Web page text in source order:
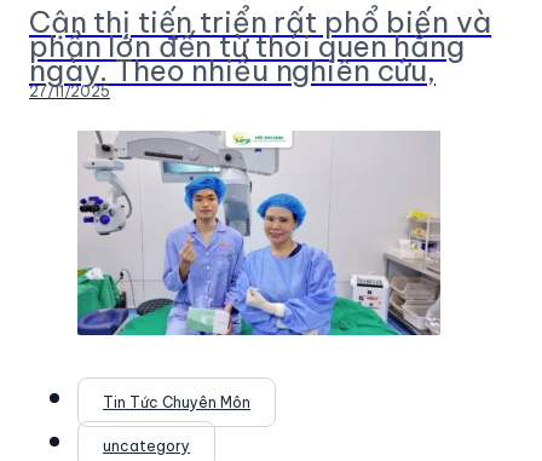
Cận thị tiến triển rất phổ biến và
phần lớn đến từ thói quen hằng
ngày. Theo nhiều nghiên cứu,
27/11/2025
Tin Tức Chuyên Môn
uncategory